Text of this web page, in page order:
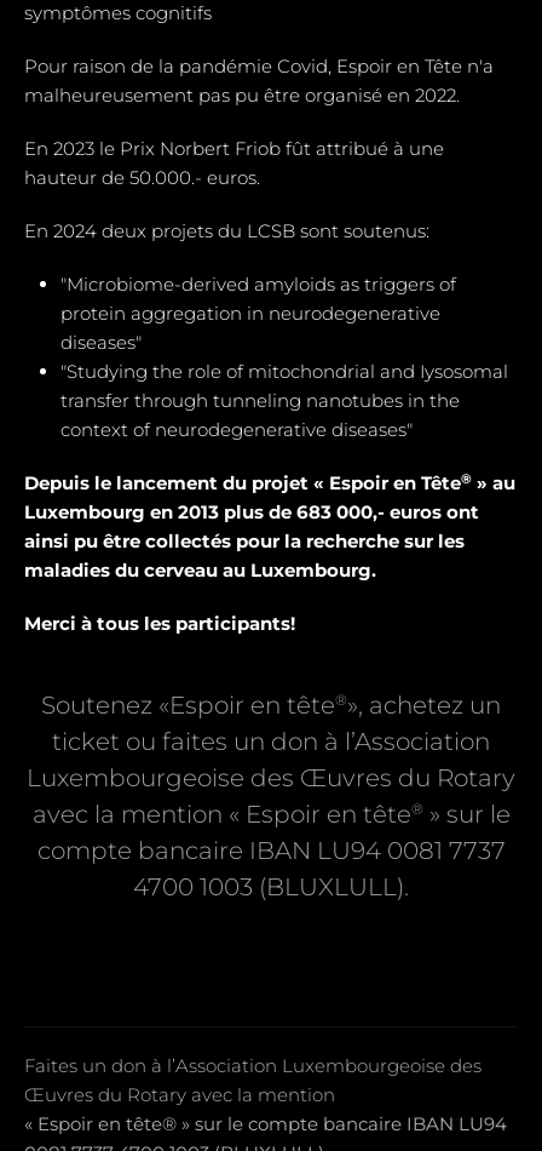
symptômes cognitifs
Pour raison de la pandémie Covid, Espoir en Tête n'a
malheureusement pas pu être organisé en 2022.
En 2023 le Prix Norbert Friob fût attribué à une
hauteur de 50.000.- euros.
En 2024 deux projets du LCSB sont soutenus:
"Microbiome-derived amyloids as triggers of
protein aggregation in neurodegenerative
diseases"
"Studying the role of mitochondrial and Iysosomal
transfer through tunneling nanotubes in the
context of neurodegenerative diseases"
Depuis le lancement du projet « Espoir en Tête® » au
Luxembourg en 2013 plus de 683 000,- euros ont
ainsi pu être collectés pour la recherche sur les
maladies du cerveau au Luxembourg.
Merci à tous les participants!
Soutenez «Espoir en tête®», achetez un
ticket ou faites un don à l’Association
Luxembourgeoise des Œuvres du Rotary
avec la mention « Espoir en tête® » sur le
compte bancaire IBAN LU94 0081 7737
4700 1003 (BLUXLULL).
Faites un don à l’Association Luxembourgeoise des
Œuvres du Rotary avec la mention
« Espoir en tête® » sur le compte bancaire IBAN LU94